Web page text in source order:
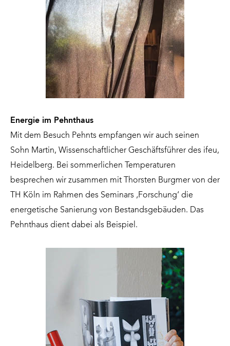
Energie im Pehnthaus
Mit dem Besuch Pehnts empfangen wir auch seinen
Sohn Martin, Wissenschaftlicher Geschäftsführer des ifeu,
Heidelberg. Bei sommerlichen Temperaturen
besprechen wir zusammen mit Thorsten Burgmer von der
TH Köln im Rahmen des Seminars ‚Forschung‘ die
energetische Sanierung von Bestandsgebäuden. Das
Pehnthaus dient dabei als Beispiel.